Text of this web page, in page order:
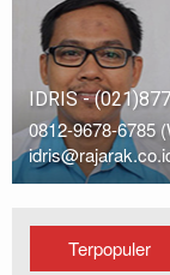
IDRIS -
0812-9678-6785
Terpopuler